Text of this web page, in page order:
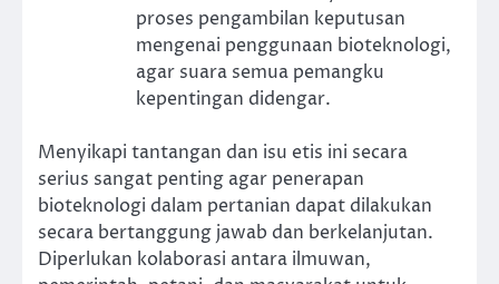
proses pengambilan keputusan
mengenai penggunaan bioteknologi,
agar suara semua pemangku
kepentingan didengar.
Menyikapi tantangan dan isu etis ini secara
serius sangat penting agar penerapan
bioteknologi dalam pertanian dapat dilakukan
secara bertanggung jawab dan berkelanjutan.
Diperlukan kolaborasi antara ilmuwan,